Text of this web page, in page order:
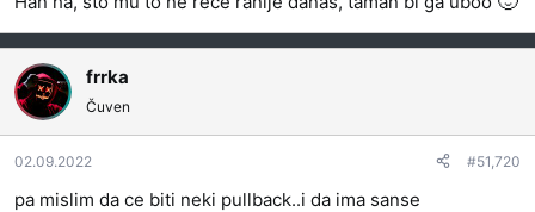
frrka
Čuven
02.09.2022 #51,720
pa mislim da ce biti neki pullback..i da ima sanse